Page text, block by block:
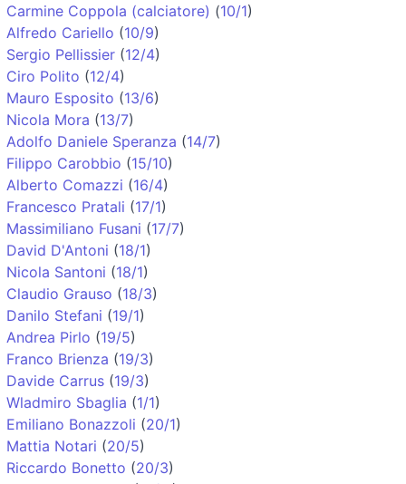
Carmine Coppola (calciatore) (10/1)
Alfredo Cariello (10/9)
Sergio Pellissier (12/4)
Ciro Polito (12/4)
Mauro Esposito (13/6)
Nicola Mora (13/7)
Adolfo Daniele Speranza (14/7)
Filippo Carobbio (15/10)
Alberto Comazzi (16/4)
Francesco Pratali (17/1)
Massimiliano Fusani (17/7)
David D'Antoni (18/1)
Nicola Santoni (18/1)
Claudio Grauso (18/3)
Danilo Stefani (19/1)
Andrea Pirlo (19/5)
Franco Brienza (19/3)
Davide Carrus (19/3)
Wladmiro Sbaglia (1/1)
Emiliano Bonazzoli (20/1)
Mattia Notari (20/5)
Riccardo Bonetto (20/3)